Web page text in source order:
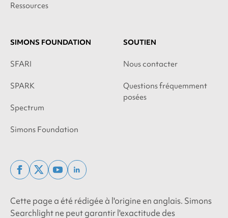
Ressources
SIMONS FOUNDATION
SFARI
SPARK
Spectrum
Simons Foundation
SOUTIEN
Nous contacter
Questions fréquemment
posées
facebook
x
youtubelinkedin
Cette page a été rédigée à l'origine en anglais. Simons
Searchlight ne peut garantir l'exactitude des